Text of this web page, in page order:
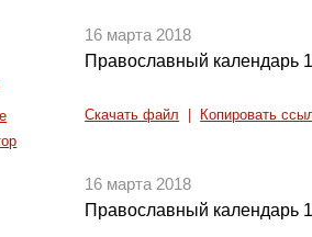
16 марта 2018
Православный календарь
Скачать файл Копировать
16 марта 2018
Православный календарь